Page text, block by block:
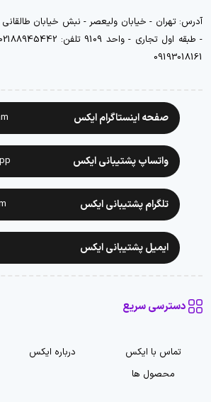
آدرس: تهران - خیابان ولیعصر - نبش خیابان
09193018161
صفحه اینستاگرام ایکس
واتساپ پشتیبانی ایکس
تلگرام پشتیبانی ایکس
ایمیل پشتیبانی ایکس
دسترسی سریع
تماس با ایکس درباره ایکس
محصول ها